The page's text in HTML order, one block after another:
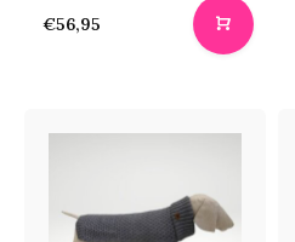
€56,95